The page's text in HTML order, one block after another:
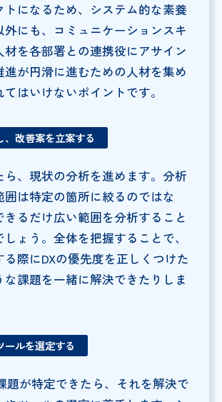
トになるため、システム的な素養
外にも、コミュニケーションスキ
材を各部署との連携役にアサイン
進が円滑に進むための人材を集め
はいけないポイントです。
、改善案を立案する
ら、現状の分析を進めます。分析
囲は特定の箇所に絞るのではな
きるだけ広い範囲を分析すること
ょう。全体を把握することで、
際にDXの優先度を正しくつけた
な課題を一緒に解決できたりしま
ールを選定する
題が特定できたら、それを解決で